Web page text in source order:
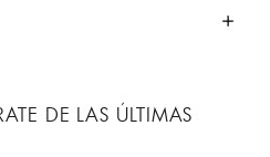
DE LAS ÚLTIMAS